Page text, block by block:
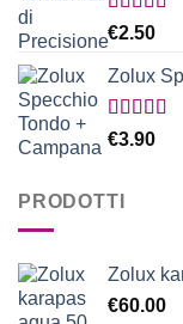
Valutato
5.00
€2.50
Zolux
Valutato
€3.90
PRODOTTI
Zolux
€60.00